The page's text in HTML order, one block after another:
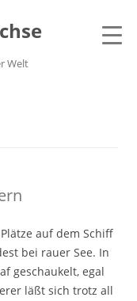
Welt
auf dem Schiff
bei rauer See. In
geschaukelt, egal
läßt sich trotz all